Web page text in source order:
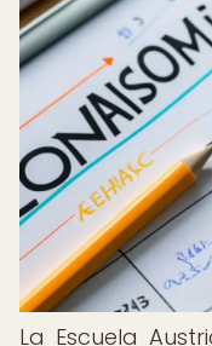
La Escuela